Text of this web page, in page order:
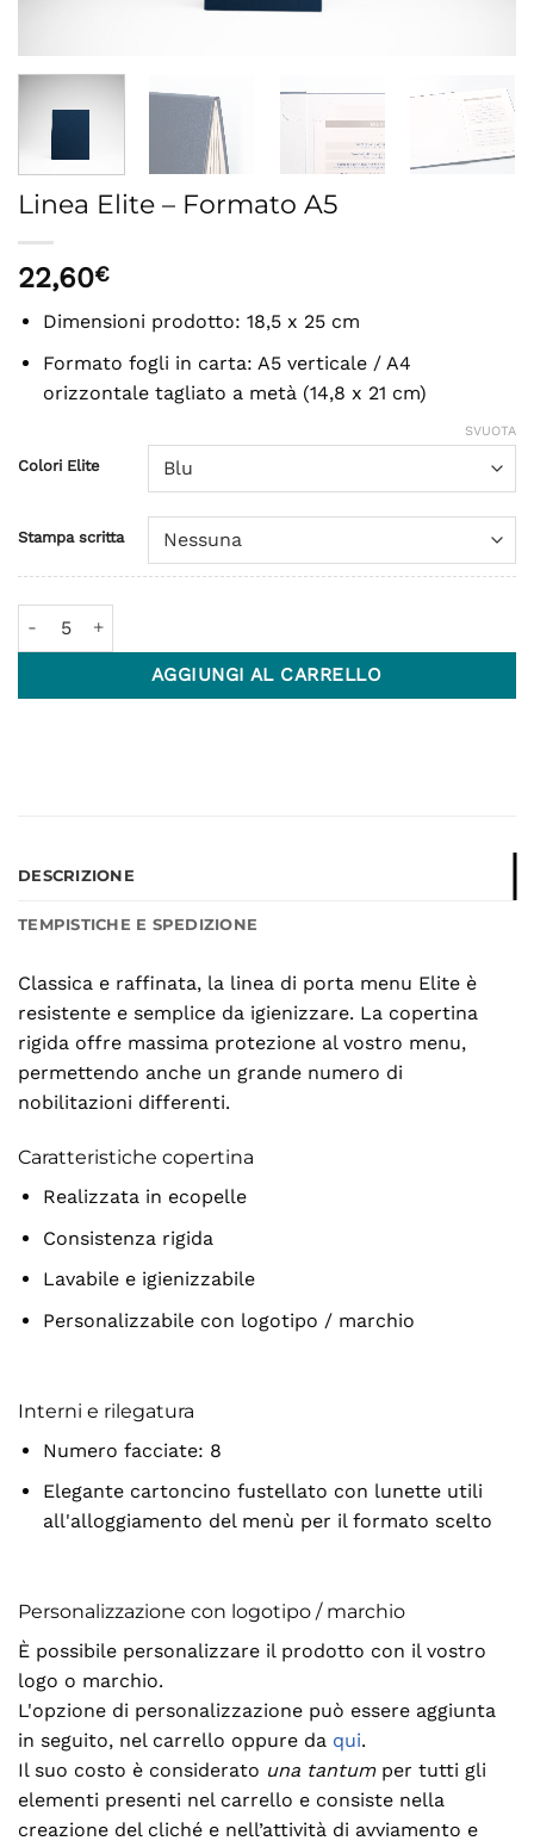
Linea Elite – Formato A5
22,60€
Dimensioni prodotto: 18,5 x 25 cm
Formato fogli in carta: A5 verticale / A4
orizzontale tagliato a metà (14,8 x 21 cm)
Colori Elite
Stampa scritta
SVUOTA
AGGIUNGI AL CARRELLO
DESCRIZIONE
TEMPISTICHE E SPEDIZIONE
Classica e raffinata, la linea di porta menu Elite è
resistente e semplice da igienizzare. La copertina
rigida offre massima protezione al vostro menu,
permettendo anche un grande numero di
nobilitazioni differenti.
Caratteristiche copertina
Realizzata in ecopelle
Consistenza rigida
Lavabile e igienizzabile
Personalizzabile con logotipo / marchio
Interni e rilegatura
Numero facciate: 8
Elegante cartoncino fustellato con lunette utili
all'alloggiamento del menù per il formato scelto
Personalizzazione con logotipo / marchio
È possibile personalizzare il prodotto con il vostro
logo o marchio.
L'opzione di personalizzazione può essere aggiunta
in seguito, nel carrello oppure da qui.
Il suo costo è considerato una tantumper tutti gli
elementi presenti nel carrello e consiste nella
creazione del cliché e nell’attività di avviamento e